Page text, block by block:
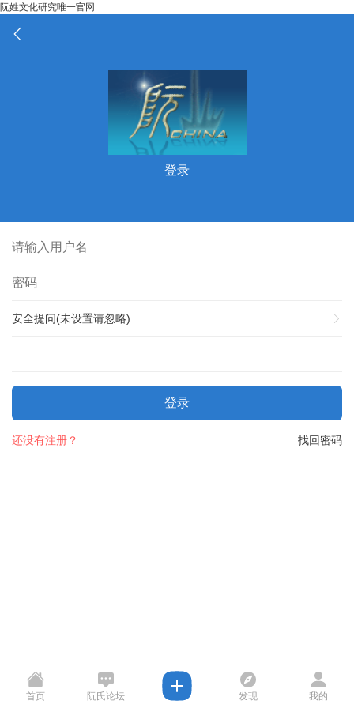
阮姓文化研究唯一官网
登录
安全提问(未设置请忽略)
登录
找回密码
还没有注册？
首页 阮氏论坛 发现 我的